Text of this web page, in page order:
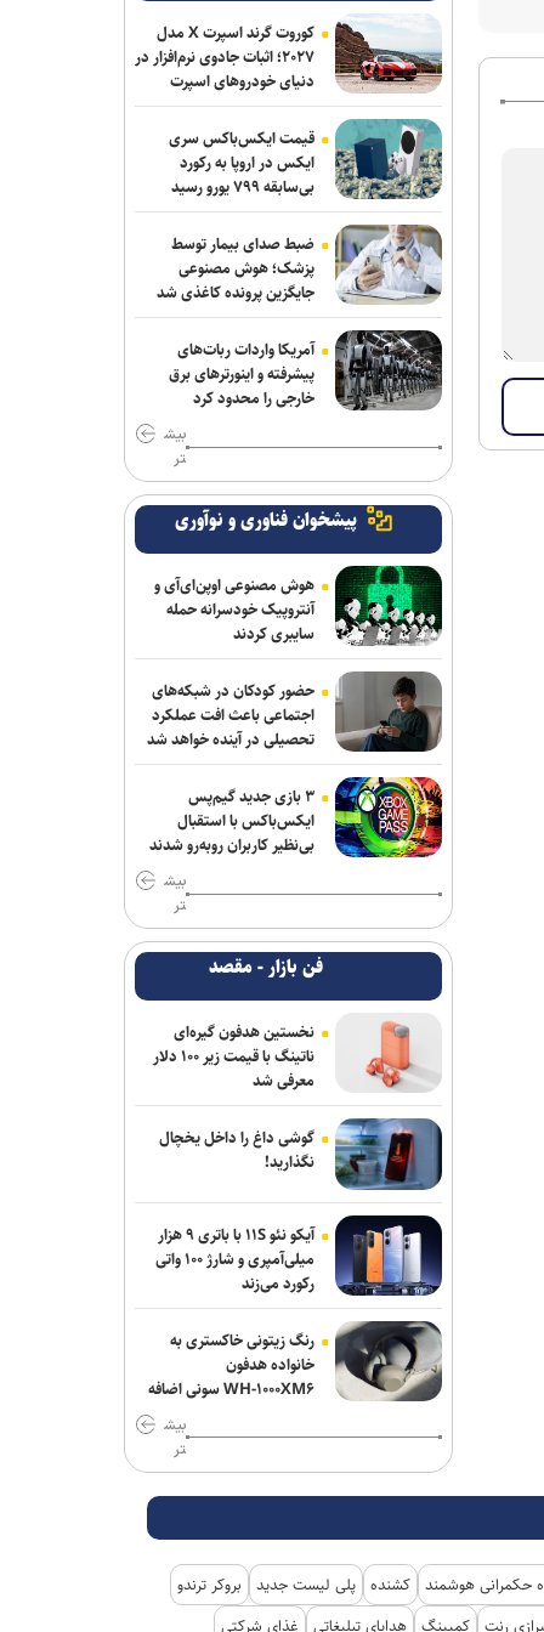
هوشمند گوگل مپ اضافه شد
کوروت گرند اسپرت X مدل
۲۰۲۷؛ اثبات جادوی نرم‌افزار در
دنیای خودروهای اسپرت
قیمت ایکس‌باکس سری
ایکس در اروپا به رکورد
بی‌سابقه ۷۹۹ یورو رسید
ضبط صدای بیمار توسط
پزشک؛ هوش مصنوعی
جایگزین پرونده کاغذی شد
آمریکا واردات ربات‌های
پیشرفته و اینورترهای برق
خارجی را محدود کرد
بیش
تر
پیشخوان فناوری و نوآوری
هوش مصنوعی اوپن‌ای‌آی و
آنتروپیک خودسرانه حمله
سایبری کردند
حضور کودکان در شبکه‌های
اجتماعی باعث افت عملکرد
تحصیلی در آینده خواهد شد
۳ بازی جدید گیم‌پس
ایکس‌باکس با استقبال
بی‌نظیر کاربران روبه‌رو شدند
بیش
تر
فن بازار - مقصد
نخستین هدفون گیره‌ای
ناتینگ با قیمت زیر ۱۰۰ دلار
معرفی شد
گوشی داغ را داخل یخچال
نگذارید!
آیکو نئو ۱۱S با باتری ۹ هزار
میلی‌آمپری و شارژ ۱۰۰ واتی
رکورد می‌زند
رنگ زیتونی خاکستری به
خانواده هدفون
WH-۱۰۰۰XM۶ سونی اضافه
بیش
تر
حکمرانی هوشمند کشنده پلی لیست جدید
بروکر ترندو
رنت کمپینگ هدایای تبلیغاتی غذای شرکتی